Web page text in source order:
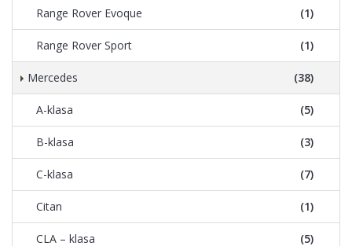
Range Rover Evoque (1)
Range Rover Sport (1)
Mercedes (38)
A-klasa (5)
B-klasa (3)
C-klasa (7)
Citan (1)
CLA – klasa (5)